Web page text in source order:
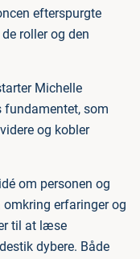
efterspurgte
roller og den
Michelle
fundamentet, som
og kobler
om personen og
erfaringer og
til at læse
dybere. Både